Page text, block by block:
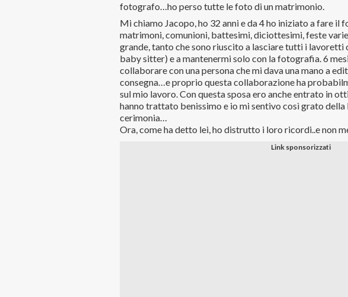
fotografo…ho perso tutte le foto di un matrimonio.
Mi chiamo Jacopo, ho 32 anni e da 4 ho iniziato a fare
matrimoni, comunioni, battesimi, diciottesimi, feste
grande, tanto che sono riuscito a lasciare tutti i lavoretti
baby sitter) e a mantenermi solo con la fotografia. 6
collaborare con una persona che mi dava una mano a
consegna…e proprio questa collaborazione ha
sul mio lavoro. Con questa sposa ero anche entrato in
hanno trattato benissimo e io mi sentivo così grato
cerimonia…
Ora, come ha detto lei, ho distrutto i loro ricordi..e non